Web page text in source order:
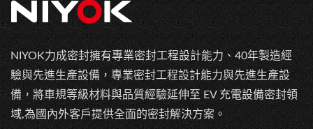
NIYOK力成密封擁有專業密封工程設計能力、40年製造經
驗與先進生產設備，專業密封工程設計能力與先進生產設
備，將車規等級材料與品質經驗延伸至 EV 充電設備密封領
域,為國內外客戶提供全面的密封解決方案。